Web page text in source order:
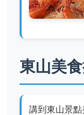
東山美
講到東山景